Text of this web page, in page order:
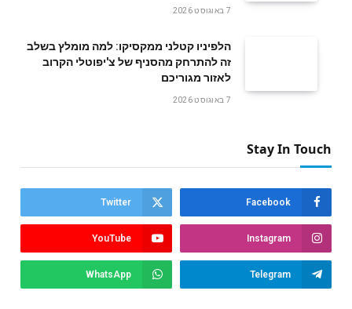
7 באוגוסט 2026
הלפיניו קטלני ממקסיקו: למה מומלץ בשלב
זה להתרחק מהסניף של צ'יפוטלי הקרוב
לאזור מגוריכם
7 באוגוסט 2026
Stay In Touch
Facebook
Twitter
Instagram
YouTube
Telegram
WhatsApp